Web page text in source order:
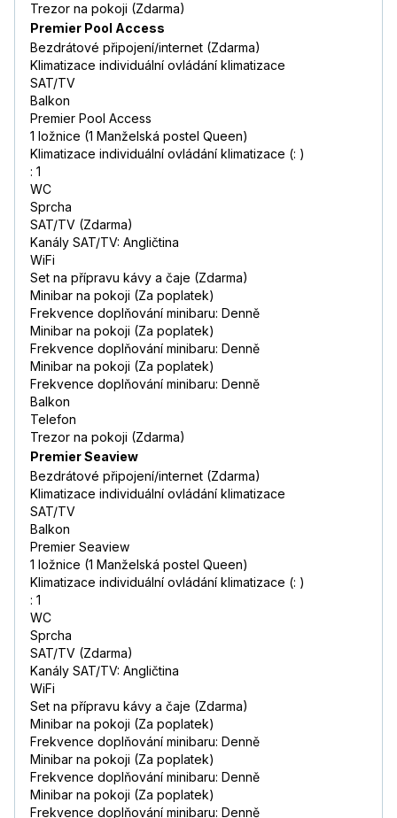
Trezor na pokoji (Zdarma)
Premier Pool Access
Bezdrátové připojení/internet (Zdarma)
Klimatizace individuální ovládání klimatizace
SAT/TV
Balkon
Premier Pool Access
1 ložnice (1 Manželská postel Queen)
Klimatizace individuální ovládání klimatizace (: )
: 1
WC
Sprcha
SAT/TV (Zdarma)
Kanály SAT/TV: Angličtina
WiFi
Set na přípravu kávy a čaje (Zdarma)
Minibar na pokoji (Za poplatek)
Frekvence doplňování minibaru: Denně
Minibar na pokoji (Za poplatek)
Frekvence doplňování minibaru: Denně
Minibar na pokoji (Za poplatek)
Frekvence doplňování minibaru: Denně
Balkon
Telefon
Trezor na pokoji (Zdarma)
Premier Seaview
Bezdrátové připojení/internet (Zdarma)
Klimatizace individuální ovládání klimatizace
SAT/TV
Balkon
Premier Seaview
1 ložnice (1 Manželská postel Queen)
Klimatizace individuální ovládání klimatizace (: )
: 1
WC
Sprcha
SAT/TV (Zdarma)
Kanály SAT/TV: Angličtina
WiFi
Set na přípravu kávy a čaje (Zdarma)
Minibar na pokoji (Za poplatek)
Frekvence doplňování minibaru: Denně
Minibar na pokoji (Za poplatek)
Frekvence doplňování minibaru: Denně
Minibar na pokoji (Za poplatek)
Frekvence doplňování minibaru: Denně